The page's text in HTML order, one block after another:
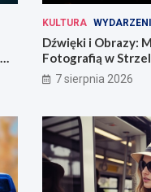
KULTURA
Dźwięki i Obrazy:
Fotografią w
7 sierpnia 2026